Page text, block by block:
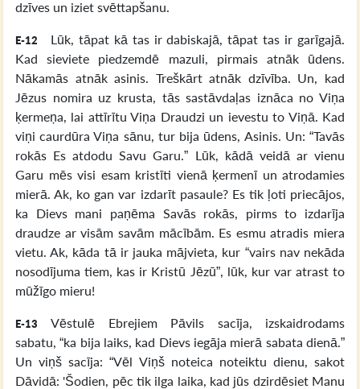
dzīves un iziet svēttapšanu.
E-12
Lūk, tāpat kā tas ir dabiskajā, tāpat tas ir garīgajā.
Kad sieviete piedzemdē mazuli, pirmais atnāk ūdens.
Nākamās atnāk asinis. Treškārt atnāk dzīvība. Un, kad
Jēzus nomira uz krusta, tās sastāvdaļas iznāca no Viņa
ķermeņa, lai attīrītu Viņa Draudzi un ievestu to Viņā. Kad
viņi caurdūra Viņa sānu, tur bija ūdens, Asinis. Un: “Tavās
rokās Es atdodu Savu Garu.” Lūk, kādā veidā ar vienu
Garu mēs visi esam kristīti vienā ķermenī un atrodamies
mierā. Ak, ko gan var izdarīt pasaule? Es tik ļoti priecājos,
ka Dievs mani paņēma Savās rokās, pirms to izdarīja
draudze ar visām savām mācībām. Es esmu atradis miera
vietu. Ak, kāda tā ir jauka mājvieta, kur “vairs nav nekāda
nosodījuma tiem, kas ir Kristū Jēzū”, lūk, kur var atrast to
mūžīgo mieru!
E-13
Vēstulē Ebrejiem Pāvils sacīja, izskaidrodams
sabatu, “ka bija laiks, kad Dievs iegāja mierā sabata dienā.”
Un viņš sacīja: “Vēl Viņš noteica noteiktu dienu, sakot
Dāvidā: 'Šodien, pēc tik ilga laika, kad jūs dzirdēsiet Manu